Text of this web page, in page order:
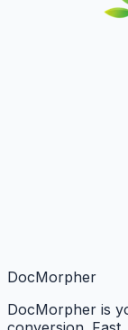
DocMorpher
DocMorpher is